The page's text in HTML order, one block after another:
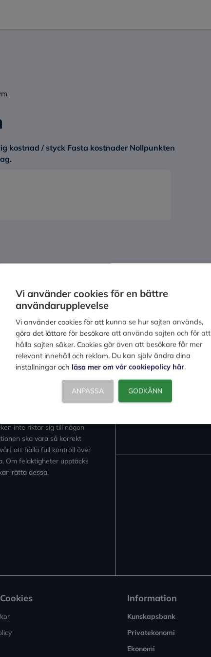
kostnad / styck Fasta kostnader Nollpunkten
inom utvalda
för större företag och
inom privatekonomi,
inte riktar sig till någon
ska vara så korrekt
att hålla full kontroll över
Om felaktigheter upptäcks
rätta dessa.
Företagsuppgifter
Hogmalms Media AB
Ytterbyvägen 5c
442 30 Kungälv
Information
Kunskapsbank
Privatekonomi
Ekonomi
Vi använder cookies för en bättre
användarupplevelse
Vi använder cookies för att kunna se hur sajten används,
göra det lättare för besökare att använda sajten och för att
hålla sajten säker. Cookies gör även att besökare får mer
relevant innehåll och reklam. Du kan själv ändra dina
inställningar och läsa mer om vår cookiepolicy här.
ANPASSA GODKÄNN